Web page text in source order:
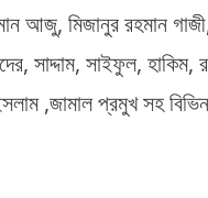
আজু, মিজানুর রহমান
সাদ্দাম, সাইফুল,
,জামাল প্রমুখ সহ